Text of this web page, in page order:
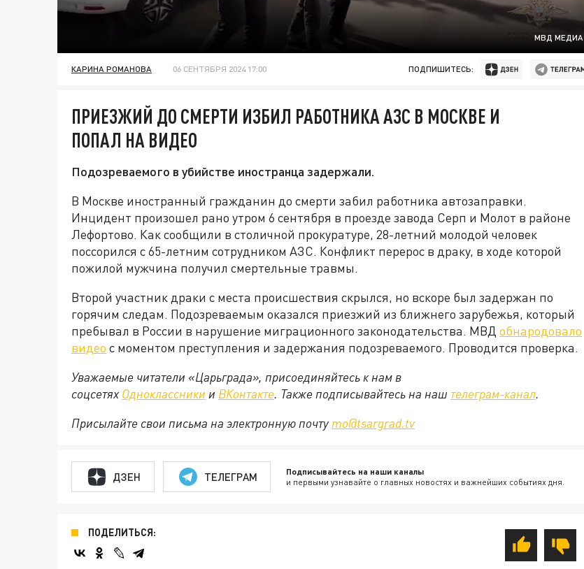
МВД МЕДИА
КАРИНА РОМАНОВА 06 СЕНТЯБРЯ 2024 17:00 ПОДПИШИТЕСЬ:
ПРИЕЗЖИЙ ДО СМЕРТИ ИЗБИЛ РАБОТНИКА АЗС В МОСКВЕ И
ПОПАЛ НА ВИДЕО
Подозреваемого в убийстве иностранца задержали.
В Москве иностранный гражданин до смерти забил работника автозаправки.
Инцидент произошел рано утром 6 сентября в проезде завода Серп и Молот в районе
Лефортово. Как сообщили в столичной прокуратуре, 28-летний молодой человек
поссорился с 65-летним сотрудником АЗС. Конфликт перерос в драку, в ходе которой
пожилой мужчина получил смертельные травмы.
Второй участник драки с места происшествия скрылся, но вскоре был задержан по
горячим следам. Подозреваемым оказался приезжий из ближнего зарубежья, который
пребывал в России в нарушение миграционного законодательства. МВД обнародовало
видео с моментом преступления и задержания подозреваемого. Проводится проверка.
Уважаемые читатели «Царьграда», присоединяйтесь к нам в
соцсетях Одноклассники и ВКонтакте. Также подписывайтесь на наш телеграм-канал.
Присылайте свои письма на электронную почту mo@tsargrad.tv
ДЗЕН ТЕЛЕГРАМ Подписывайтесь на наши каналы
и первыми узнавайте о главных новостях и важнейших событиях дня.
ПОДЕЛИТЬСЯ: